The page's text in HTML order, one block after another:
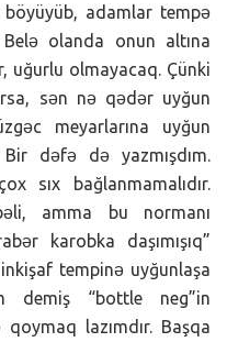
adamlar tempə
olanda onun altına
uğurlu olmayacaq. Çünki
sən nə qədər uyğun
meyarlarına uyğun
dəfə də yazmışdım.
sıx bağlanmamalıdır.
amma bu normanı
karobka daşımışıq”
tempinə uyğunlaşa
demiş “bottle neg”in
lazımdır. Başqa